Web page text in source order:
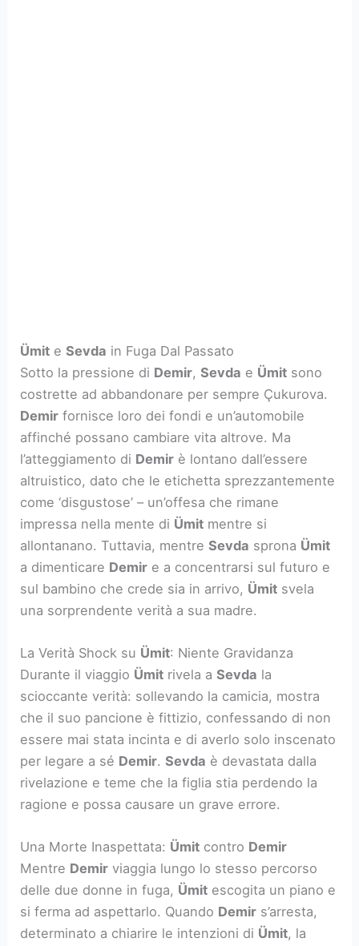
Ümit eSevda in Fuga Dal Passato
Sotto la pressione di Demir,Sevda e Ümit sono
costrette ad abbandonare per sempre Çukurova.
Demir fornisce loro dei fondi e un’automobile
affinché possano cambiare vita altrove. Ma
l’atteggiamento di Demir è lontano dall’essere
altruistico, dato che le etichetta sprezzantemente
come ‘disgustose’ – un’offesa che rimane
impressa nella mente di Ümit mentre si
allontanano. Tuttavia, mentreSevda sprona Ümit
a dimenticare Demir e a concentrarsi sul futuro e
sul bambino che crede sia in arrivo, Ümit svela
una sorprendente verità a sua madre.
La Verità Shock su Ümit: Niente Gravidanza
Durante il viaggio Ümit rivela aSevda la
scioccante verità: sollevando la camicia, mostra
che il suo pancione è fittizio, confessando di non
essere mai stata incinta e di averlo solo inscenato
per legare a sé Demir.Sevda è devastata dalla
rivelazione e teme che la figlia stia perdendo la
ragione e possa causare un grave errore.
Una Morte Inaspettata: Ümit contro Demir
Mentre Demir viaggia lungo lo stesso percorso
delle due donne in fuga, Ümit escogita un piano e
si ferma ad aspettarlo. Quando Demir s’arresta,
determinato a chiarire le intenzioni di Ümit, la